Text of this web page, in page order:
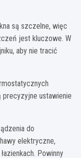
są szczelne, więc
jest kluczowe. W
aby nie tracić
ustawienie
do
elektryczne,
Powinny